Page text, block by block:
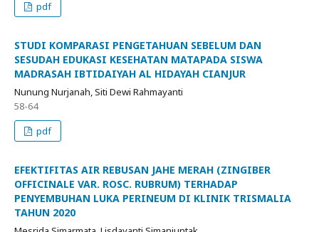
pdf
STUDI KOMPARASI PENGETAHUAN SEBELUM DAN
SESUDAH EDUKASI KESEHATAN MATAPADA SISWA
MADRASAH IBTIDAIYAH AL HIDAYAH CIANJUR
Nunung Nurjanah, Siti Dewi Rahmayanti
58-64
pdf
EFEKTIFITAS AIR REBUSAN JAHE MERAH (ZINGIBER
OFFICINALE VAR. ROSC. RUBRUM) TERHADAP
PENYEMBUHAN LUKA PERINEUM DI KLINIK TRISMALIA
TAHUN 2020